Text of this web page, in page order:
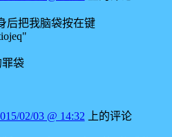
后把我脑袋按在键
袋
02/03 @ 14:32 上的评论